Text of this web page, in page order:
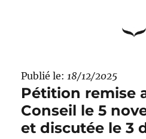
Publié le: 18/12/2025
Pétition remise
Conseil le 5
et discutée le 3